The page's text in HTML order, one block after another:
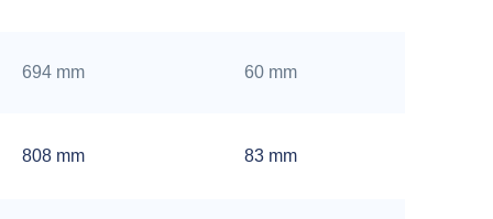
694 mm 60 mm
808 mm 83 mm